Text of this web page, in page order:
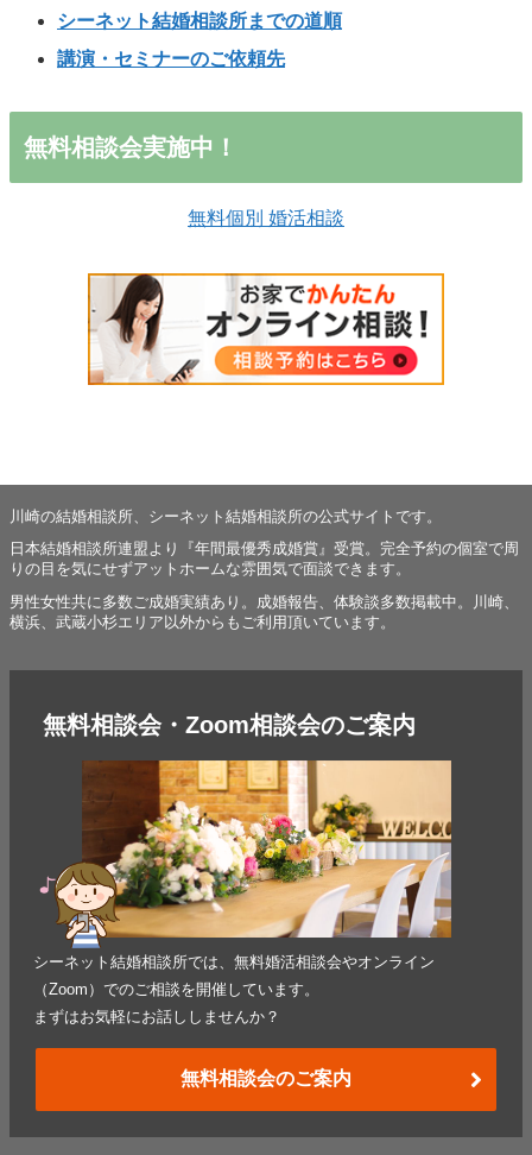
シーネット結婚相談所までの道順
講演・セミナーのご依頼先
無料相談会実施中！
無料個別 婚活相談
川崎の結婚相談所、シーネット結婚相談所の公式サイトです。
日本結婚相談所連盟より『年間最優秀成婚賞』受賞。完全予約の個室で周
りの目を気にせずアットホームな雰囲気で面談できます。
男性女性共に多数ご成婚実績あり。成婚報告、体験談多数掲載中。川崎、
横浜、武蔵小杉エリア以外からもご利用頂いています。
無料相談会・Zoom相談会のご案内
シーネット結婚相談所では、無料婚活相談会やオンライン
（Zoom）でのご相談を開催しています。
まずはお気軽にお話ししませんか？
無料相談会のご案内